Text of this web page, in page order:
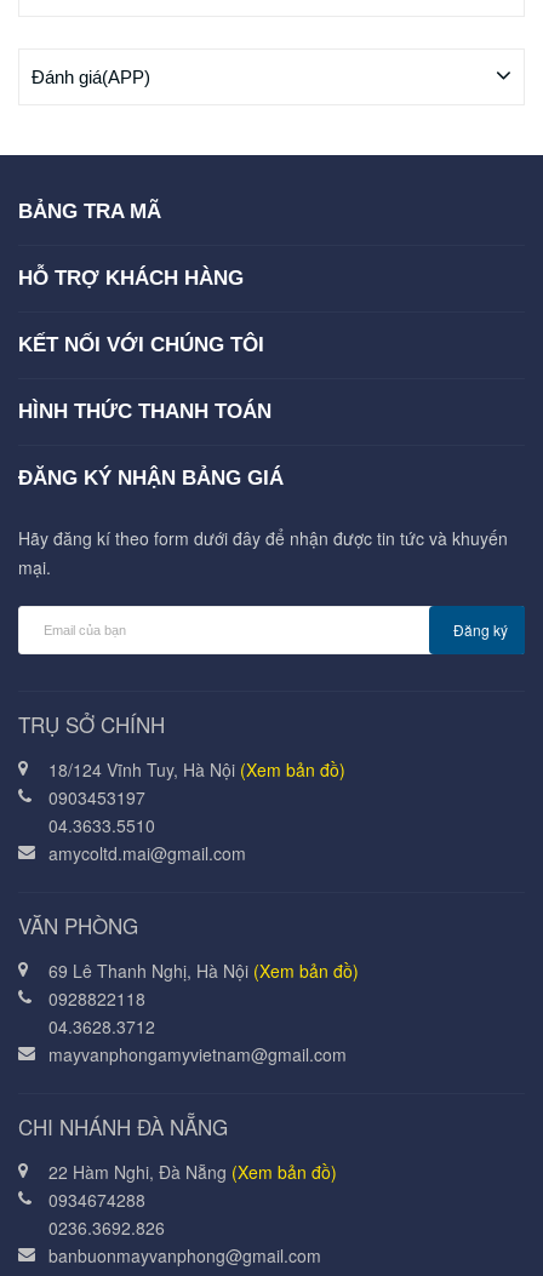
Đánh giá(APP)
BẢNG TRA MÃ
HỖ TRỢ KHÁCH HÀNG
KẾT NỐI VỚI CHÚNG TÔI
HÌNH THỨC THANH TOÁN
ĐĂNG KÝ NHẬN BẢNG GIÁ
Hãy đăng kí theo form dưới đây để nhận được tin tức và khuyến
mại.
Đăng ký
TRỤ SỞ CHÍNH
18/124 Vĩnh Tuy, Hà Nội (Xem bản đồ)
0903453197
04.3633.5510
amycoltd.mai@gmail.com
VĂN PHÒNG
69 Lê Thanh Nghị, Hà Nội (Xem bản đồ)
0928822118
04.3628.3712
mayvanphongamyvietnam@gmail.com
CHI NHÁNH ĐÀ NẴNG
22 Hàm Nghi, Đà Nẵng (Xem bản đồ)
0934674288
0236.3692.826
banbuonmayvanphong@gmail.com